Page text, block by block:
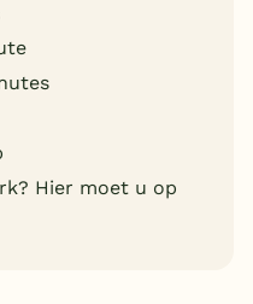
Hier moet u op